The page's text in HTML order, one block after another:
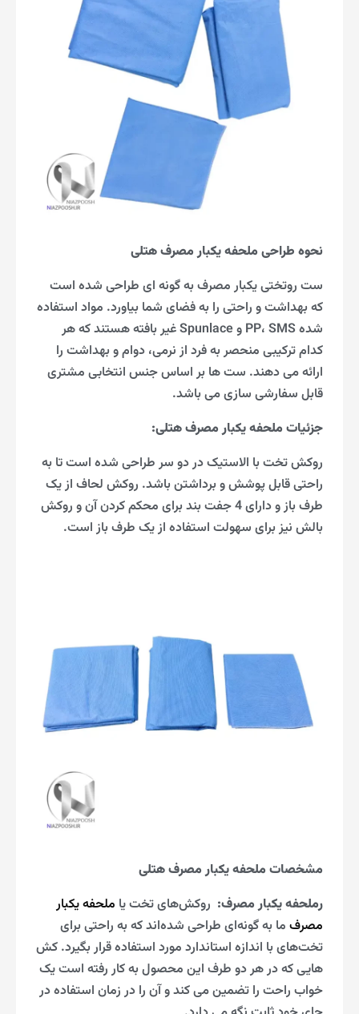
نحوه طراحی ملحفه یکبار مصرف هتلی
ست روتختی یکبار مصرف به گونه ای طراحی شده است
که بهداشت و راحتی را به فضای شما بیاورد. مواد استفاده
شده PP، SMS و Spunlace غیر بافته هستند که هر
کدام ترکیبی منحصر به فرد از نرمی، دوام و بهداشت را
ارائه می دهند. ست ها بر اساس جنس انتخابی مشتری
قابل سفارشی سازی می باشد.
جزئیات ملحفه یکبار مصرف هتلی:
روکش تخت با الاستیک در دو سر طراحی شده است تا به
راحتی قابل پوشش و برداشتن باشد. روکش لحاف از یک
طرف باز و دارای 4 جفت بند برای محکم کردن آن و روکش
بالش نیز برای سهولت استفاده از یک طرف باز است.
مشخصات ملحفه یکبار مصرف هتلی
رملحفه یکبار مصرف: روکش‌های تخت یا ملحفه یکبار
مصرف ما به گونه‌ای طراحی شده‌اند که به راحتی برای
تخت‌های با اندازه استاندارد مورد استفاده قرار بگیرد. کش
هایی که در هر دو طرف این محصول به کار رفته است یک
خواب راحت را تضمین می کند و آن را در زمان استفاده در